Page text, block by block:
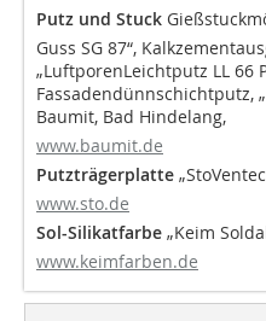
Putz und Stuck
Guss SG 87“,
„LuftporenLeichtputz LL 66
Fassadendünnschichtputz,
Baumit, Bad Hindelang,
www.baumit.de
Putzträgerplatte
www.sto.de
Sol-Silikatfarbe „Keim
www.keimfarben.de